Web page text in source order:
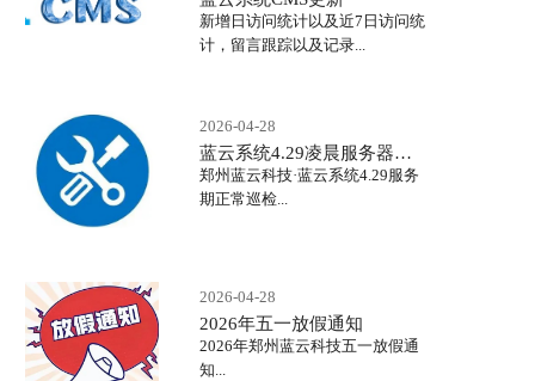
新增日访问统计以及近7日访问统
计，留言跟踪以及记录...
2026-04-28
蓝云系统4.29凌晨服务器正常巡检
郑州蓝云科技·蓝云系统4.29服务
期正常巡检...
2026-04-28
2026年五一放假通知
2026年郑州蓝云科技五一放假通
知...